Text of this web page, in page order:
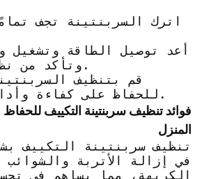
وتأكد من نظافة السربنتينة.
للحفاظ على كفاءة وأداء وحدة التكييف.
فوائد تنظيف سربنتينة التكييف
المنزل
تنظيف سربنتينة التكييف
في إزالة الأتربة والشوائب
الكريهة، مما يساهم في